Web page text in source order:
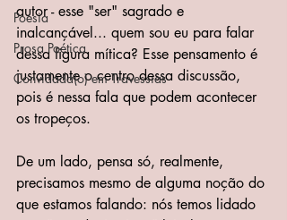
Poesia
Prosa Poética
Convidada(o) em Travessias
autor - esse "ser" sagrado e
inalcançável... quem sou eu para falar
dessa figura mítica? Esse pensamento é
justamente o centro dessa discussão,
pois é nessa fala que podem acontecer
os tropeços.
De um lado, pensa só, realmente,
precisamos mesmo de alguma noção do
que estamos falando: nós temos lidado